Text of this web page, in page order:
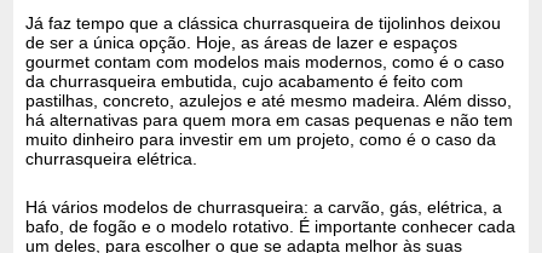
Já faz tempo que a clássica churrasqueira de tijolinhos deixou
de ser a única opção. Hoje, as áreas de lazer e espaços
gourmet contam com modelos mais modernos, como é o caso
da churrasqueira embutida, cujo acabamento é feito com
pastilhas, concreto, azulejos e até mesmo madeira. Além disso,
há alternativas para quem mora em casas pequenas e não tem
muito dinheiro para investir em um projeto, como é o caso da
churrasqueira elétrica.
Há vários modelos de churrasqueira: a carvão, gás, elétrica, a
bafo, de fogão e o modelo rotativo. É importante conhecer cada
um deles, para escolher o que se adapta melhor às suas